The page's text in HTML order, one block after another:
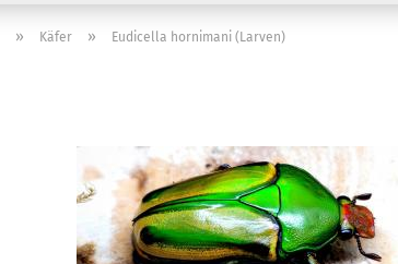
» Käfer » Eudicella hornimani (Larven)